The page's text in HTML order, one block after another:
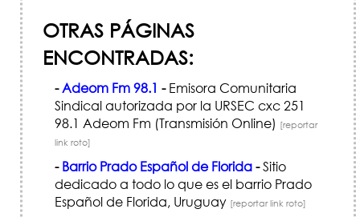
OTRAS PÁGINAS
ENCONTRADAS:
-Adeom Fm 98.1 -Emisora Comunitaria
Sindical autorizada por la URSEC cxc 251
98.1 Adeom Fm (Transmisión Online) [reportar
link roto]
- Barrio Prado Español de Florida-Sitio
dedicado a todo lo que es el barrio Prado
Español de Florida, Uruguay [reportar link roto]